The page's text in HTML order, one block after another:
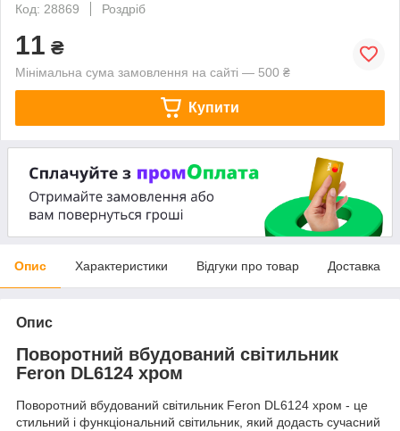
Код: 28869
Роздріб
11 ₴
Мінімальна сума замовлення на сайті — 500 ₴
Купити
Опис Характеристики Відгуки про товар Доставка
Опис
Поворотний вбудований світильник
Feron DL6124 хром
Поворотний вбудований світильник Feron DL6124 хром - це
стильний і функціональний світильник, який додасть сучасний